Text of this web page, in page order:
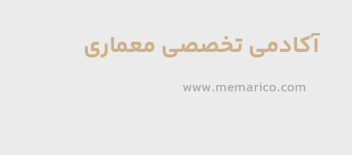
آکادمی تخصصی معماری
www.memarico.com